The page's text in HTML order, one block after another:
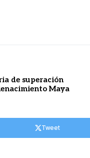
de superación
Maya
Tweet